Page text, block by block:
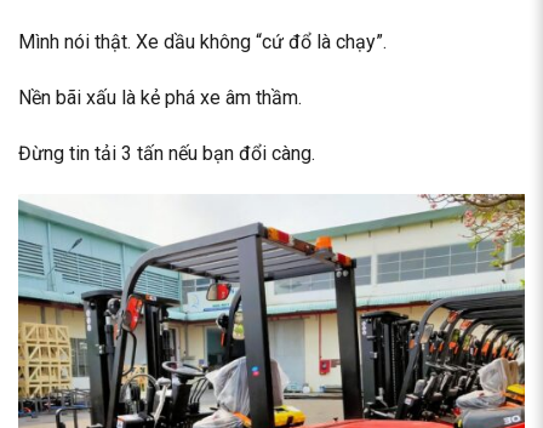
Mình nói thật. Xe dầu không “cứ đổ là chạy”.
Nền bãi xấu là kẻ phá xe âm thầm.
Đừng tin tải 3 tấn nếu bạn đổi càng.